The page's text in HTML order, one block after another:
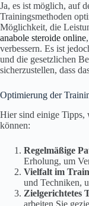
Ja, es ist möglich, auf
Trainingsmethoden
Möglichkeit, die
anabole steroide online
verbessern. Es ist
und die gesetzlichen
sicherzustellen, dass
Optimierung der
Hier sind einige Tipps,
können:
Regelmäßige
Erholung, um
Vielfalt im
und Techniken,
Zielgerichtetes
arbeiten Sie